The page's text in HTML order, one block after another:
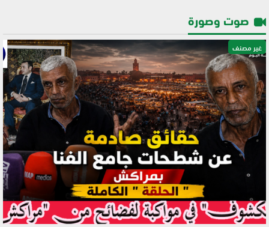
صوت وصورة
غير مصنف